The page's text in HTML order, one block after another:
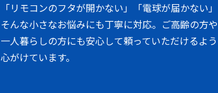
「リモコンのフタが開かない」「電球が届かない」
そんな小さなお悩みにも丁寧に対応。ご高齢の方や
一人暮らしの方にも安心して頼っていただけるよう
心がけています。